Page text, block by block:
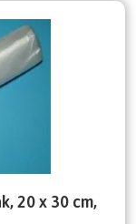
20 x 30 cm,